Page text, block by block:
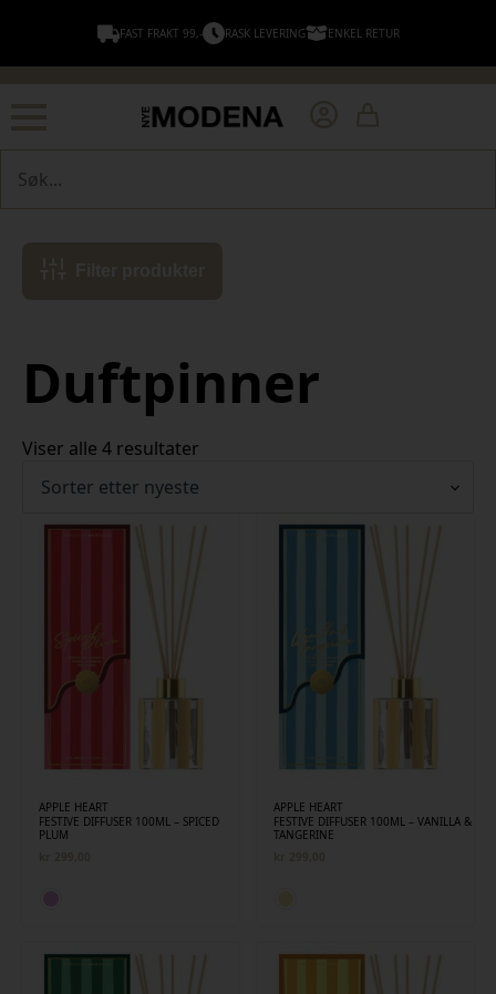
FAST FRAKT 99,- RASK LEVERING ENKEL RETUR
Duftpinner
Viser alle 4 resultater
APPLE HEART
FESTIVE DIFFUSER 100ML – SPICED
PLUM
APPLE HEART
FESTIVE DIFFUSER 100ML – VANILLA &
TANGERINE